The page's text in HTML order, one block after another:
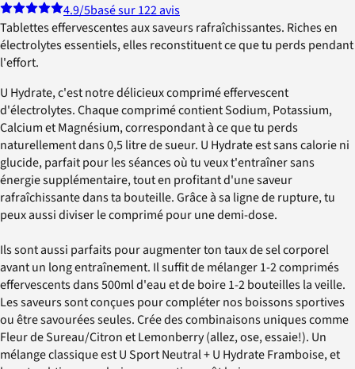
4.9/5basé sur 122 avis
Tablettes effervescentes aux saveurs rafraîchissantes. Riches en
électrolytes essentiels, elles reconstituent ce que tu perds pendant
l'effort.
U Hydrate, c'est notre délicieux comprimé effervescent
d'électrolytes. Chaque comprimé contient Sodium, Potassium,
Calcium et Magnésium, correspondant à ce que tu perds
naturellement dans 0,5 litre de sueur. U Hydrate est sans calorie ni
glucide, parfait pour les séances où tu veux t'entraîner sans
énergie supplémentaire, tout en profitant d'une saveur
rafraîchissante dans ta bouteille. Grâce à sa ligne de rupture, tu
peux aussi diviser le comprimé pour une demi-dose.
Ils sont aussi parfaits pour augmenter ton taux de sel corporel
avant un long entraînement. Il suffit de mélanger 1-2 comprimés
effervescents dans 500ml d'eau et de boire 1-2 bouteilles la veille.
Les saveurs sont conçues pour compléter nos boissons sportives
ou être savourées seules. Crée des combinaisons uniques comme
Fleur de Sureau/Citron et Lemonberry (allez, ose, essaie!). Un
mélange classique est U Sport Neutral + U Hydrate Framboise, et